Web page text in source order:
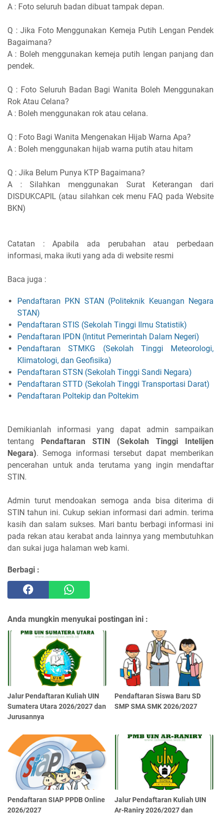
A : Foto seluruh badan dibuat tampak depan.
Q : Jika Foto Menggunakan Kemeja Putih Lengan Pendek
Bagaimana?
A : Boleh menggunakan kemeja putih lengan panjang dan
pendek.
Q : Foto Seluruh Badan Bagi Wanita Boleh Menggunakan
Rok Atau Celana?
A : Boleh menggunakan rok atau celana.
Q : Foto Bagi Wanita Mengenakan Hijab Warna Apa?
A : Boleh menggunakan hijab warna putih atau hitam
Q : Jika Belum Punya KTP Bagaimana?
A : Silahkan menggunakan Surat Keterangan dari
DISDUKCAPIL (atau silahkan cek menu FAQ pada Website
BKN)
Catatan : Apabila ada perubahan atau perbedaan
informasi, maka ikuti yang ada di website resmi
Baca juga :
Pendaftaran PKN STAN (Politeknik Keuangan Negara
STAN)
Pendaftaran STIS (Sekolah Tinggi Ilmu Statistik)
Pendaftaran IPDN (Intitut Pemerintah Dalam Negeri)
Pendaftaran STMKG (Sekolah Tinggi Meteorologi,
Klimatologi, dan Geofisika)
Pendaftaran STSN (Sekolah Tinggi Sandi Negara)
Pendaftaran STTD (Sekolah Tinggi Transportasi Darat)
Pendaftaran Poltekip dan Poltekim
Demikianlah informasi yang dapat admin sampaikan
tentang Pendaftaran STIN (Sekolah Tinggi Intelijen
Negara). Semoga informasi tersebut dapat memberikan
pencerahan untuk anda terutama yang ingin mendaftar
STIN.
Admin turut mendoakan semoga anda bisa diterima di
STIN tahun ini. Cukup sekian informasi dari admin. terima
kasih dan salam sukses. Mari bantu berbagi informasi ini
pada rekan atau kerabat anda lainnya yang membutuhkan
dan sukai juga halaman web kami.
Berbagi :
Anda mungkin menyukai postingan ini :
Jalur Pendaftaran Kuliah UIN
Sumatera Utara 2026/2027 dan
Jurusannya
Pendaftaran Siswa Baru SD
SMP SMA SMK 2026/2027
Pendaftaran SIAP PPDB Online
2026/2027
Jalur Pendaftaran Kuliah UIN
Ar-Raniry 2026/2027 dan